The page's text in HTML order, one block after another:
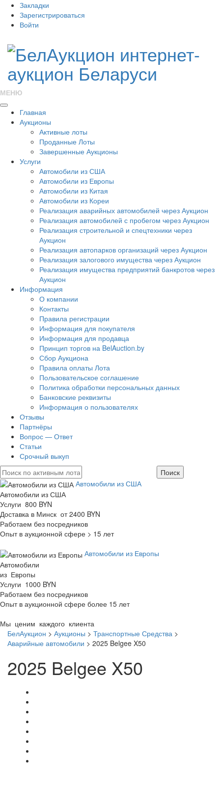
Закладки
Зарегистрироваться
Войти
МЕНЮ
Главная
Аукционы
Активные лоты
Проданные Лоты
Завершенные Аукционы
Услуги
Автомобили из США
Автомобили из Европы
Автомобили из Китая
Автомобили из Кореи
Реализация аварийных автомобилей через Аукцион
Реализация автомобилей с пробегом через Аукцион
Реализация строительной и спецтехники через
Аукцион
Реализация автопарков организаций через Аукцион
Реализация залогового имущества через Аукцион
Реализация имущества предприятий банкротов через
Аукцион
Информация
О компании
Контакты
Правила регистрации
Информация для покупателя
Информация для продавца
Принцип торгов на BelAuction.by
Сбор Аукциона
Правила оплаты Лота
Пользовательское соглашение
Политика обработки персональных данных
Банковские реквизиты
Информация о пользователях
Отзывы
Партнёры
Вопрос — Ответ
Статьи
Срочный выкуп
Автомобили из США
Автомобили из США
Услуги 800 BYN
Доставка в Минск от 2400 BYN
Работаем без посредников
Опыт в аукционной сфере > 15 лет
Автомобили из Европы
Автомобили
из Европы
Услуги 1000 BYN
Работаем без посредников
Опыт в аукционной сфере более 15 лет
Мы ценим каждого клиента
БелАукцион > Аукционы > Транспортные Средства >
Аварийные автомобили > 2025 Belgee X50
2025 Belgee X50